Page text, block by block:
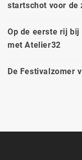
startschot voor de
Op de eerste rij bij
met Atelier32
De Festivalzomer